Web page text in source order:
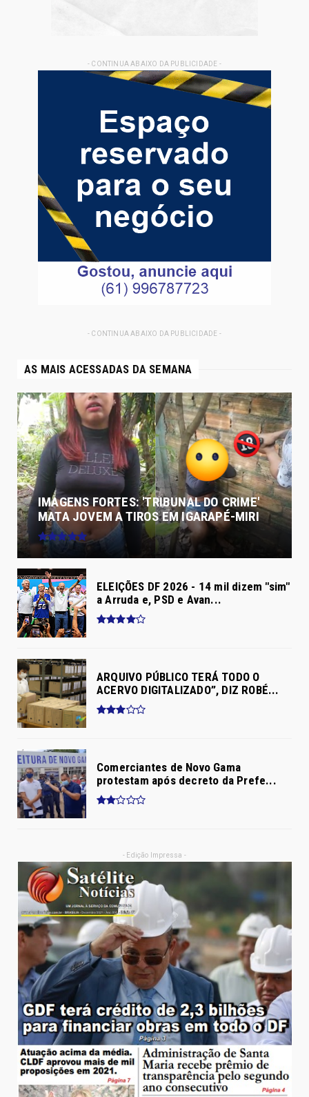
- CONTINUA ABAIXO DA PUBLICIDADE -
- CONTINUA ABAIXO DA PUBLICIDADE -
AS MAIS ACESSADAS DA SEMANA
IMAGENS FORTES: 'TRIBUNAL DO CRIME'
MATA JOVEM A TIROS EM IGARAPÉ-MIRI
ELEIÇÕES DF 2026 - 14 mil dizem "sim"
a Arruda e, PSD e Avan...
ARQUIVO PÚBLICO TERÁ TODO O
ACERVO DIGITALIZADO”, DIZ ROBÉ...
Comerciantes de Novo Gama
protestam após decreto da Prefe...
- Edição Impressa -